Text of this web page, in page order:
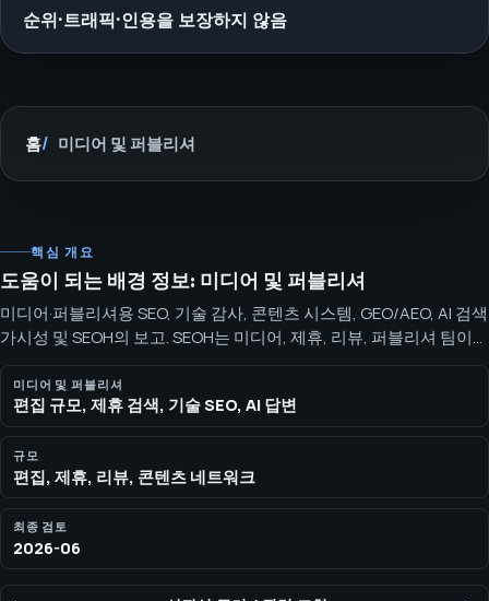
순위·트래픽·인용을 보장하지 않음
홈 미디어 및 퍼블리셔
핵심 개요
도움이 되는 배경 정보: 미디어 및 퍼블리셔
미디어·퍼블리셔용 SEO, 기술 감사, 콘텐츠 시스템, GEO/AEO, AI 검색
가시성 및 SEOH의 보고. SEOH는 미디어, 제휴, 리뷰, 퍼블리셔 팀이
기술 정비, 콘텐츠 시스템, 엔터티 명확화, 보고를 랭킹과 인용 획득,
확장 가능한 페이지로 전환하도록 돕습니다.
미디어 및 퍼블리셔
편집 규모, 제휴 검색, 기술 SEO, AI 답변
규모
편집, 제휴, 리뷰, 콘텐츠 네트워크
최종 검토
2026-06